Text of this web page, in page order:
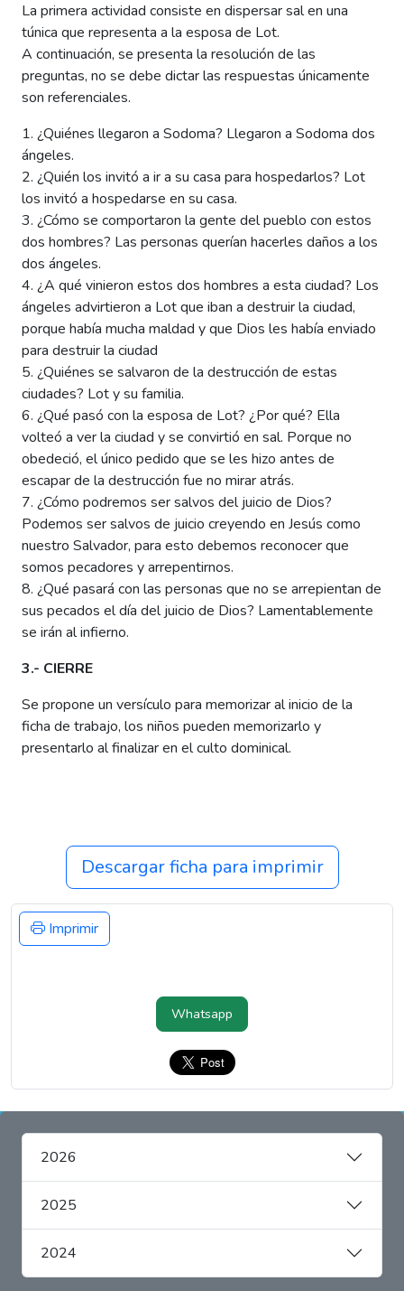
La primera actividad consiste en dispersar sal en una
túnica que representa a la esposa de Lot.
A continuación, se presenta la resolución de las
preguntas, no se debe dictar las respuestas únicamente
son referenciales.
1. ¿Quiénes llegaron a Sodoma? Llegaron a Sodoma dos
ángeles.
2. ¿Quién los invitó a ir a su casa para hospedarlos? Lot
los invitó a hospedarse en su casa.
3. ¿Cómo se comportaron la gente del pueblo con estos
dos hombres? Las personas querían hacerles daños a los
dos ángeles.
4. ¿A qué vinieron estos dos hombres a esta ciudad? Los
ángeles advirtieron a Lot que iban a destruir la ciudad,
porque había mucha maldad y que Dios les había enviado
para destruir la ciudad
5. ¿Quiénes se salvaron de la destrucción de estas
ciudades? Lot y su familia.
6. ¿Qué pasó con la esposa de Lot? ¿Por qué? Ella
volteó a ver la ciudad y se convirtió en sal. Porque no
obedeció, el único pedido que se les hizo antes de
escapar de la destrucción fue no mirar atrás.
7. ¿Cómo podremos ser salvos del juicio de Dios?
Podemos ser salvos de juicio creyendo en Jesús como
nuestro Salvador, para esto debemos reconocer que
somos pecadores y arrepentirnos.
8. ¿Qué pasará con las personas que no se arrepientan de
sus pecados el día del juicio de Dios? Lamentablemente
se irán al infierno.
3.- CIERRE
Se propone un versículo para memorizar al inicio de la
ficha de trabajo, los niños pueden memorizarlo y
presentarlo al finalizar en el culto dominical.
Descargar ficha para imprimir
Imprimir
Whatsapp
2026
2025
2024